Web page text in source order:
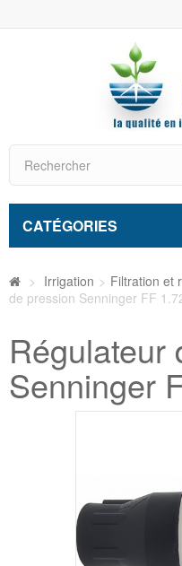
CATÉGORIES
> Irrigation > Filtration et
de pression Senninger FF
Régulateur
Senninger